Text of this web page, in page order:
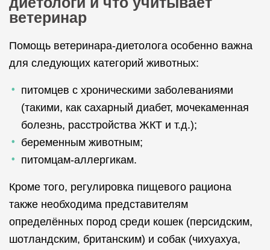
ветеринар
Помощь ветеринара-диетолога особенно важна
для следующих категорий животных:
питомцев с хроническими заболеваниями
(такими, как сахарный диабет, мочекаменная
болезнь, расстройства ЖКТ и т.д.);
беременным животным;
питомцам-аллергикам.
Кроме того, регулировка пищевого рациона
также необходима представителям
определённых пород среди кошек (персидским,
шотландским, британским) и собак (чихуахуа,